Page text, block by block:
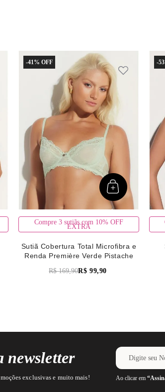
-41%
Compre 3 sutiãs com 10% OFF
EXTRA
Sutiã Cobertura Total Microfibra e
Renda Première Verde Pistache
R$ 169,90R$ 99,90
-
newsletter
exclusivas e muito mais! Ao clicar em